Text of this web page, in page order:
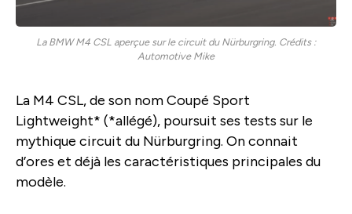
La BMW M4 CSL aperçue sur le circuit du Nürburgring. Crédits :
Automotive Mike
La M4 CSL, de son nom Coupé Sport
Lightweight* (*allégé), poursuit ses tests sur le
mythique circuit du Nürburgring. On connait
d’ores et déjà les caractéristiques principales du
modèle.